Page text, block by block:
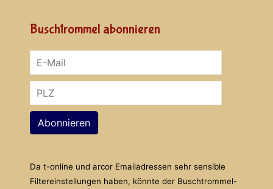
Buschtrommel abonnieren
Abonnieren
Da t-online und arcor Emailadressen sehr sensible
Filtereinstellungen haben, könnte der Buschtrommel-